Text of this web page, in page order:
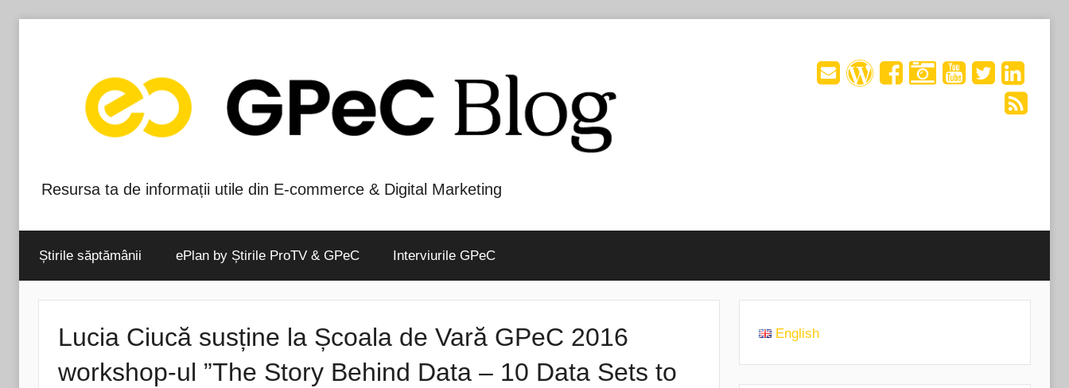
Blog-
ul
GPeC
Resursa ta de informații utile din E-commerce & Digital Marketing
Știrile săptămânii ePlan by Știrile ProTV & GPeC Interviurile GPeC
Lucia Ciucă susține la Școala de Vară GPeC 2016
workshop-ul ”The Story Behind Data – 10 Data Sets to
English